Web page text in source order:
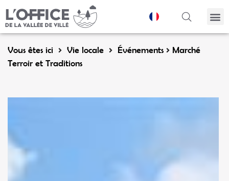
Vous êtes ici Vie locale Événements
Marché
Terroir et Traditions
Panneau de gestion des cookies